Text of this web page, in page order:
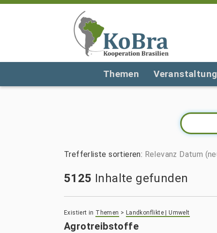
Themen
Trefferliste sortieren: Relevanz Datum
5125 Inhalte gefunden
Existiert in Themen > Landkonflikte | Umwelt
Agrotreibstoffe